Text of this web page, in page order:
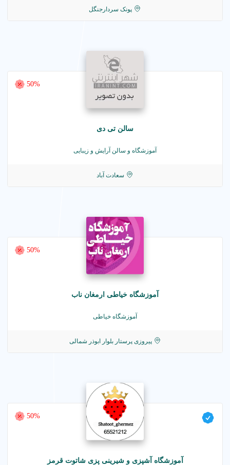
پونک سردارجنگل
50%
سالن تی دی
آموزشگاه و سالن آرایش و زیبایی
سعادت آباد
50%
آموزشگاه خیاطی ارمغان ناب
آموزشگاه خیاطی
پیروزی پرستار بلوار ابوذر شمالی
50%
آموزشگاه آشپزی و شیرینی پزی شاتوت قرمز